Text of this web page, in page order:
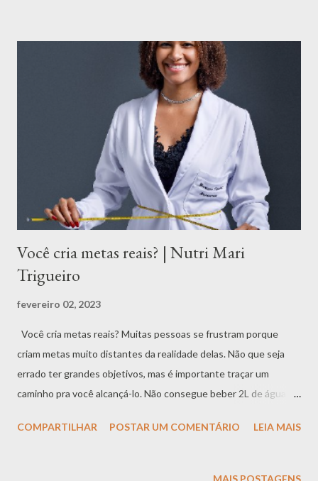
acordar. Ter um sono de qualidade é mais importante do que
você imagina, pois ele está relacionado com diversas funções do
nosso corpo. Estudos recentes têm observado que a redução
da qualidade de sono está associado a desregulação de
hormônios, e isso é capaz de alterar significativamente a
ingestão alimentar. Exemplo de uma das alterações que
ocorrem: (Privação do sono) ↑ = Grelina "Hormônio da fome" ↓ =
Leptina "Hormônio da saciedade" Aume...
Você cria metas reais? | Nutri Mari
Trigueiro
fevereiro 02, 2023
Você cria metas reais? Muitas pessoas se frustram porque
criam metas muito distantes da realidade delas. Não que seja
errado ter grandes objetivos, mas é importante traçar um
caminho pra você alcançá-lo. Não consegue beber 2L de água
exercício físico por 1 hora? Comece fazendo 30 minutos. Não
dias de consumo. Não consegue comer frutas e legumes?
COMPARTILHAR POSTAR UM COMENTÁRIO LEIA MAIS